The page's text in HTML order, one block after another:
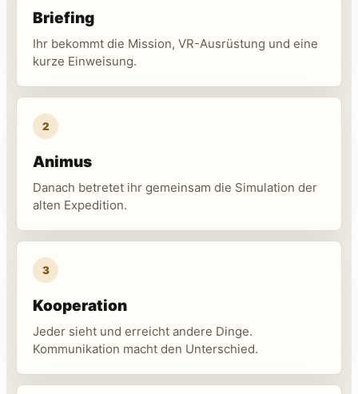
Briefing
Ihr bekommt die Mission, VR-Ausrüstung und eine
kurze Einweisung.
2
Animus
Danach betretet ihr gemeinsam die Simulation der
alten Expedition.
3
Kooperation
Jeder sieht und erreicht andere Dinge.
Kommunikation macht den Unterschied.